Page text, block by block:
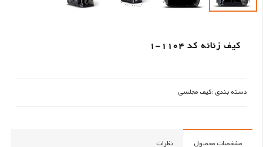
کیف زنانه کد 1104-1
دسته بندی :کیف مجلسی
مشخصات محصول نظرات